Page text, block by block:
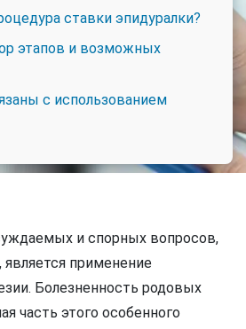
ставки эпидуралки?
этапов и возможных
с использованием
и спорных вопросов,
применение
Болезненность родовых
часть этого особенного